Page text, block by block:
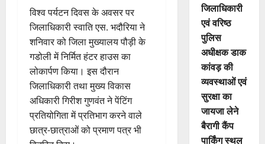
विश्व पर्यटन दिवस के अवसर पर
जिलाधिकारी स्वाति एस. भदौरिया ने
शनिवार को जिला मुख्यालय पौड़ी के
गडोली में निर्मित हंटर हाउस का
लोकार्पण किया। इस दौरान
जिलाधिकारी तथा मुख्य विकास
अधिकारी गिरीश गुणवंत ने पेंटिंग
प्रतियोगिता में प्रतिभाग करने वाले
छात्र-छात्राओं को प्रमाण पत्र भी
जिलाधिकारी
एवं वरिष्ठ
पुलिस
अधीक्षक डाक
कांवड़ की
व्यवस्थाओं एवं
सुरक्षा का
जायजा लेने
बैरागी कैंप
पार्किंग स्थल